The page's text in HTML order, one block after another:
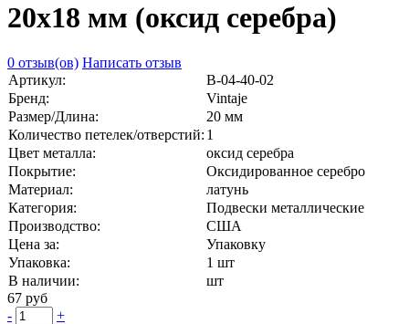
20x18 мм (оксид серебра)
0 отзыв(ов) Написать отзыв
Артикул:
В-04-40-02
Бренд:
Vintaje
Размер/Длина:
20 мм
Количество петелек/отверстий: 1
Цвет металла:
оксид серебра
Покрытие:
Оксидированное серебро
Материал:
латунь
Категория:
Подвески металлические
Производство:
США
Цена за:
Упаковку
Упаковка:
1 шт
В наличии:
шт
67 руб
-
+